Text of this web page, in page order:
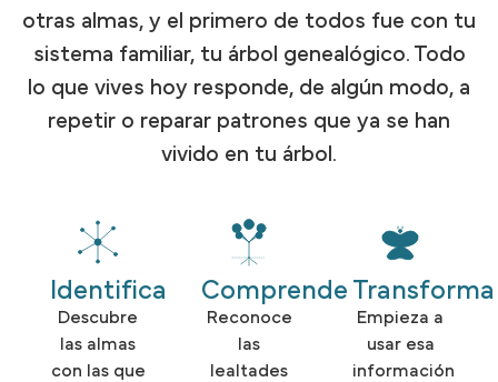
otras almas, y el primero de todos fue con tu
sistema familiar, tu árbol genealógico. Todo
lo que vives hoy responde, de algún modo, a
repetir o reparar patrones que ya se han
vivido en tu árbol.
Identifica
Descubre
las almas
con las que
Comprende
Reconoce
las
lealtades
Transforma
Empieza a
usar esa
información